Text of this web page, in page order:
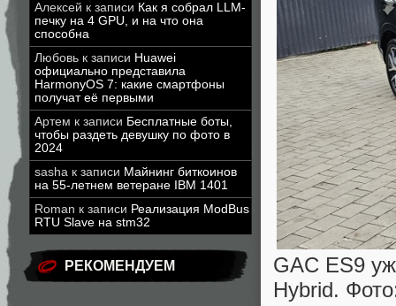
Алексей к записи Как я собрал LLM-
печку на 4 GPU, и на что она
способна
Любовь к записи Huawei
официально представила
HarmonyOS 7: какие смартфоны
получат её первыми
Артем к записи Бесплатные боты,
чтобы раздеть девушку по фото в
2024
sasha к записи Майнинг биткоинов
на 55-летнем ветеране IBM 1401
Roman к записи Реализация ModBus
RTU Slave на stm32
РЕКОМЕНДУЕМ
GAC ES9
Hybrid.